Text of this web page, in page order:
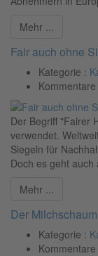
Mehr ...
Fair auch ohne
Kategorie :
Kommentare
Der Begriff "Fairer
verwendet.
Siegeln für
Doch es geht
Mehr ...
Der
Kategorie :
Kommentare